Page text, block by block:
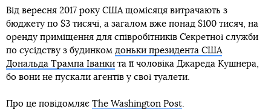
Від вересня 2017 року США щомісяця витрачають з
бюджету по $3 тисячі, а загалом вже понад $100 тисяч, на
оренду приміщення для співробітників Секретної служби
по сусідству з будинком доньки президента США
Дональда Трампа Іванки та її чоловіка Джареда Кушнера,
бо вони не пускали агентів у свої туалети.
Про це повідомляє The Washington Post.